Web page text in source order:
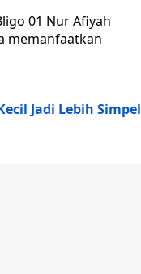
01 Nur Afiyah
memanfaatkan
Jadi Lebih Simpel